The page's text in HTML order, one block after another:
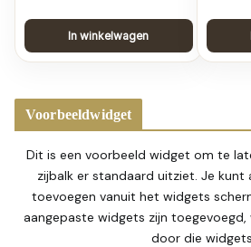
In winkelwagen
Voorbeeldwidget
Dit is een voorbeeld widget om te
zijbalk er standaard uitziet. Je kunt
toevoegen vanuit het widgets
aangepaste widgets zijn
door die